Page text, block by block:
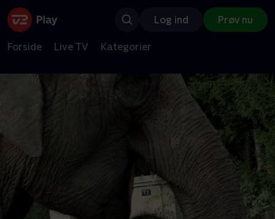
Log ind Prøv nu
Forside Live TV Kategorier